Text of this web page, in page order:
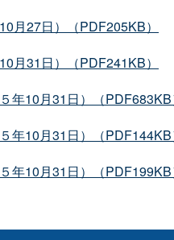
月27日）（PDF205KB）
月31日）（PDF241KB）
年10月31日）（PDF683KB
年10月31日）（PDF144KB
年10月31日）（PDF199KB